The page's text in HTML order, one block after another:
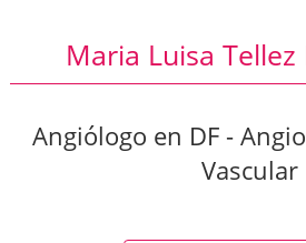
Maria Luisa Tellez
Angiólogo en DF -
Vascular